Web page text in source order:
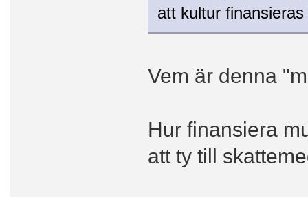
att kultur
Vem är denna
Hur finansiera
att ty till